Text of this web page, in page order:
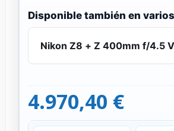
Disponible también en
Nikon Z8 + Z 400mm f/4.5
4.970,40 €